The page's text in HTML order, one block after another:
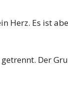
Herz. Es ist
Der